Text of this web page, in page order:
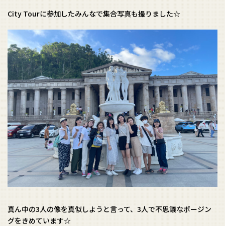
City Tourに参加したみんなで集合写真も撮りました☆
真ん中の3人の像を真似しようと言って、3人で不思議なポージン
グをきめています☆